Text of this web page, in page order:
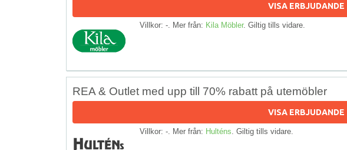
VISA ERBJUDANDE
Villkor: -. Mer från: Kila Möbler. Giltig tills vidare.
REA & Outlet med upp till 70% rabatt på utemöbler
VISA ERBJUDANDE
Villkor: -. Mer från: Hulténs . Giltig tills vidare.